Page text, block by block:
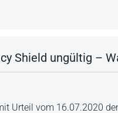
Shield ungültig –
Urteil vom 16.07.2020